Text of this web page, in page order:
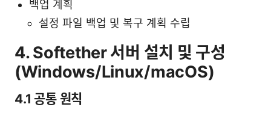
백업 계획
설정 파일 백업 및 복구 계획 수립
4. Softether 서버 설치 및 구성
(Windows/Linux/macOS)
4.1 공통 원칙